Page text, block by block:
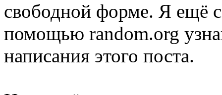
свободной форме. Я ещё
помощью random.org
написания этого поста.